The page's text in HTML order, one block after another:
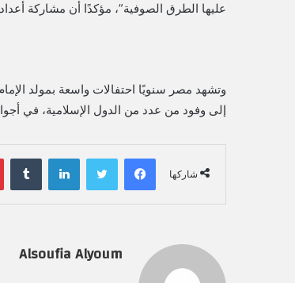
عليها الطرق الصوفية”، مؤكدًا أن مشاركة
وتشهد مصر سنويًا احتفالات واسعة بمولد
إلى وفود من عدد من الدول الإسلامية، في
شاركها
فيسبوك لينكدإن
Alsoufia Alyoum